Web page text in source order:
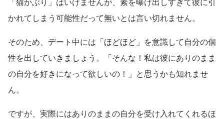
「猫かぶり」はいけませんが、素を曝け出しすぎて彼に引
かれてしまう可能性だって無いとは言い切れません。
そのため、デート中には「ほどほど」を意識して自分の個
性を出していきましょう。「そんな！私は彼にありのまま
の自分を好きになって欲しいの！」と思うかも知れませ
ん。
ですが、実際にはありのままの自分を受け入れてくれるほ